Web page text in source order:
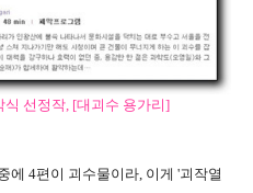
선정작, [대괴수 용가리]
에 4편이 괴수물이라, 이게 '괴작열